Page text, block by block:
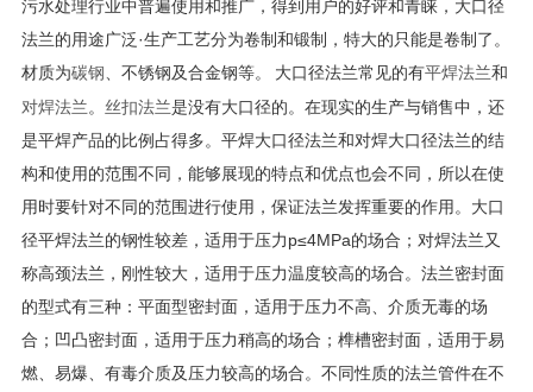
污水处理行业中普遍使用和推广，得到用户的好评和青睐，大口径
法兰的用途广泛·生产工艺分为卷制和锻制，特大的只能是卷制了。
材质为碳钢 、不锈钢及合金钢等。 大口径法兰常见的有平焊法兰和
对焊法兰。 丝扣法兰是没有大口径的。在现实的生产与销售中，还
是平焊产品的比例占得多。平焊大口径法兰和对焊大口径法兰的结
构和使用的范围不同，能够展现的特点和优点也会不同，所以在使
用时要针对不同的范围进行使用，保证法兰发挥重要的作用。大口
径平焊法兰的钢性较差，适用于压力p≤4MPa的场合；对焊法兰又
称高颈法兰，刚性较大，适用于压力温度较高的场合。法兰密封面
的型式有三种：平面型密封面，适用于压力不高、介质无毒的场
合；凹凸密封面，适用于压力稍高的场合；榫槽密封面，适用于易
燃、易爆、有毒介质及压力较高的场合。不同性质的法兰管件在不